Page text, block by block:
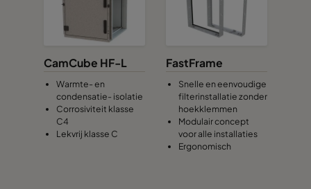
CamCube HF-L
Warmte- en
condensatie- isolatie
Corrosiviteit klasse
C4
Lekvrij klasse C
FastFrame
Snelle en eenvoudige
filterinstallatie zonder
hoekklemmen
Modulair concept
voor alle installaties
Ergonomisch